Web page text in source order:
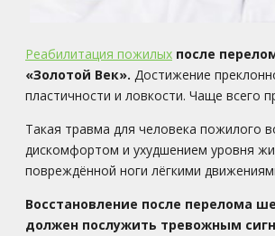
Реабилитация пожилых после
«Золотой Век». Достижение
пластичности и ловкости. Чаще всего
Такая травма для человека пожилого
дискомфортом и ухудшением уровня
повреждённой ноги лёгкими
Восстановление после перелома
должен послужить тревожным